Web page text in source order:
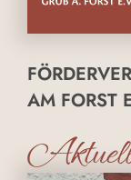
AM FORST